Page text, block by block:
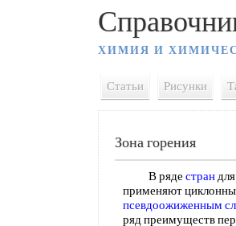
ХИМИЯ И
Статьи Рисунки
Зона горения
В ряде страндля
применяют
псевдоожиженным
ряд преимуществ